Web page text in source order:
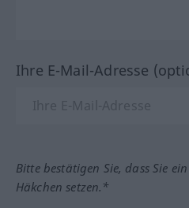
Ihre E-Mail-Adresse
Bitte bestätigen Sie, dass Sie
Häkchen setzen.*